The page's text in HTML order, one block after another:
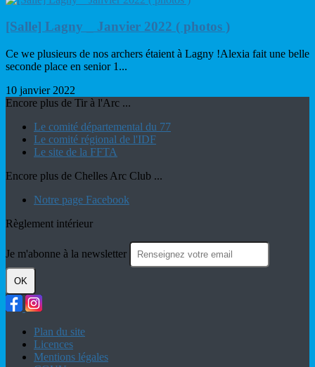
[Salle] Lagny _ Janvier 2022 ( photos )
Ce we plusieurs de nos archers étaient à Lagny !Alexia fait une belle
seconde place en senior 1...
10 janvier 2022
Encore plus de Tir à l'Arc ...
Le comité départemental du 77
Le comité régional de l'IDF
Le site de la FFTA
Encore plus de Chelles Arc Club ...
Notre page Facebook
Règlement intérieur
Je m'abonne à la newsletter
OK
Plan du site
Licences
Mentions légales